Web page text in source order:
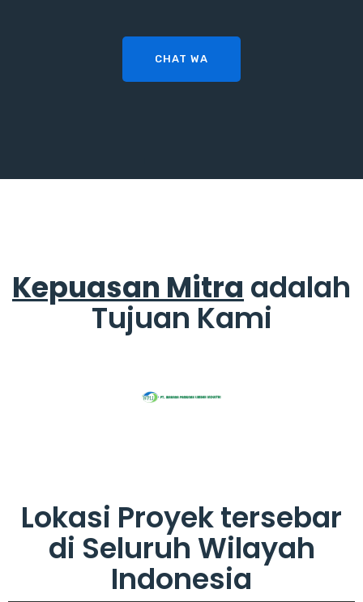
CHAT WA
Kepuasan Mitra adalah
Tujuan Kami
Lokasi Proyek tersebar
di Seluruh Wilayah
Indonesia